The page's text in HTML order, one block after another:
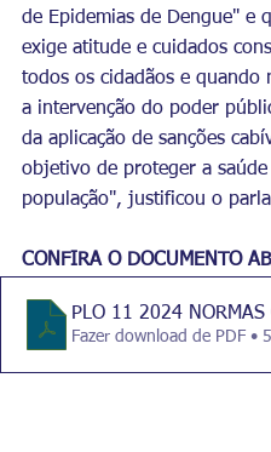
de Epidemias de Dengue" e
exige atitude e cuidados
todos os cidadãos e quando
a intervenção do poder
da aplicação de sanções
objetivo de proteger a saúde
população", justificou o
CONFIRA O DOCUMENTO
PLO 11 2024 NORMAS
Fazer download de PDF •